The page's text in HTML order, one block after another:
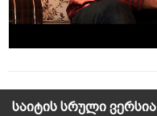
საიტის სრული ვერსია